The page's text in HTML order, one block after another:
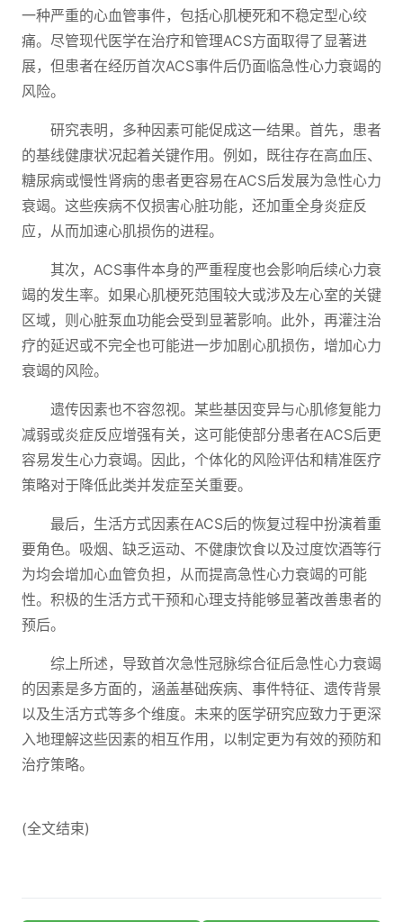
一种严重的心血管事件，包括心肌梗死和不稳定型心绞
痛。尽管现代医学在治疗和管理ACS方面取得了显著进
展，但患者在经历首次ACS事件后仍面临急性心力衰竭的
风险。
研究表明，多种因素可能促成这一结果。首先，患者
的基线健康状况起着关键作用。例如，既往存在高血压、
糖尿病或慢性肾病的患者更容易在ACS后发展为急性心力
衰竭。这些疾病不仅损害心脏功能，还加重全身炎症反
应，从而加速心肌损伤的进程。
其次，ACS事件本身的严重程度也会影响后续心力衰
竭的发生率。如果心肌梗死范围较大或涉及左心室的关键
区域，则心脏泵血功能会受到显著影响。此外，再灌注治
疗的延迟或不完全也可能进一步加剧心肌损伤，增加心力
衰竭的风险。
遗传因素也不容忽视。某些基因变异与心肌修复能力
减弱或炎症反应增强有关，这可能使部分患者在ACS后更
容易发生心力衰竭。因此，个体化的风险评估和精准医疗
策略对于降低此类并发症至关重要。
最后，生活方式因素在ACS后的恢复过程中扮演着重
要角色。吸烟、缺乏运动、不健康饮食以及过度饮酒等行
为均会增加心血管负担，从而提高急性心力衰竭的可能
性。积极的生活方式干预和心理支持能够显著改善患者的
预后。
综上所述，导致首次急性冠脉综合征后急性心力衰竭
的因素是多方面的，涵盖基础疾病、事件特征、遗传背景
以及生活方式等多个维度。未来的医学研究应致力于更深
入地理解这些因素的相互作用，以制定更为有效的预防和
治疗策略。
(全文结束)